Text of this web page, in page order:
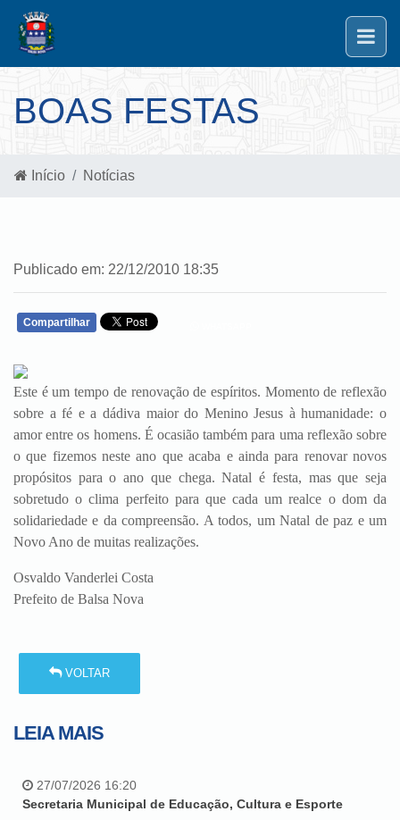
BOAS FESTAS
Início Notícias
Publicado em: 22/12/2010 18:35
Compartilhar
Este é um tempo de renovação de espíritos. Momento de reflexão
sobre a fé e a dádiva maior do Menino Jesus à humanidade: o
amor entre os homens. É ocasião também para uma reflexão sobre
o que fizemos neste ano que acaba e ainda para renovar novos
propósitos para o ano que chega. Natal é festa, mas que seja
sobretudo o clima perfeito para que cada um realce o dom da
solidariedade e da compreensão. A todos, um Natal de paz e um
Novo Ano de muitas realizações.
Osvaldo Vanderlei Costa
Prefeito de Balsa Nova
VOLTAR
LEIA MAIS
27/07/2026 16:20
Secretaria Municipal de Educação, Cultura e Esporte